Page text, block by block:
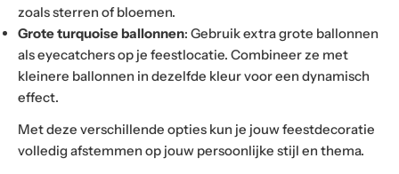
zoals sterren of bloemen.
Grote turquoise ballonnen: Gebruik extra grote ballonnen
als eyecatchers op je feestlocatie. Combineer ze met
kleinere ballonnen in dezelfde kleur voor een dynamisch
effect.
Met deze verschillende opties kun je jouw feestdecoratie
volledig afstemmen op jouw persoonlijke stijl en thema.